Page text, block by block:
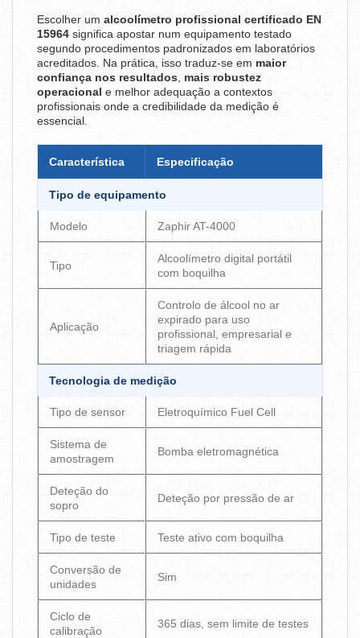
Escolher um alcoolímetro profissional certificado EN
15964 significa apostar num equipamento testado
segundo procedimentos padronizados em laboratórios
acreditados. Na prática, isso traduz-se em maior
confiança nos resultados mais robustez
operacional e melhor adequação a contextos
profissionais onde a credibilidade da medição é
essencial.
Característica Especificação
Tipo de equipamento
Modelo Zaphir AT-4000
Tipo
Alcoolímetro digital portátil
com boquilha
Aplicação
Controlo de álcool no ar
expirado para uso
profissional, empresarial e
triagem rápida
Tecnologia de medição
Tipo de sensor Eletroquímico Fuel Cell
Sistema de
amostragem
Bomba eletromagnética
Deteção do
sopro
Deteção por pressão de ar
Tipo de teste Teste ativo com boquilha
Conversão de
unidades
Sim
Ciclo de
calibração
365 dias, sem limite de testes